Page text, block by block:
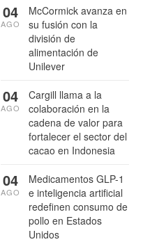
McCormick avanza en
su fusión con la
división de
alimentación de
Unilever
04
AGO
Cargill llama a la
colaboración en la
cadena de valor para
fortalecer el sector del
cacao en Indonesia
04
AGO
Medicamentos GLP-1
e inteligencia artificial
redefinen consumo de
pollo en Estados
Unidos
04
AGO